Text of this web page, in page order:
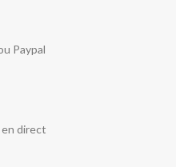
Paypal
direct